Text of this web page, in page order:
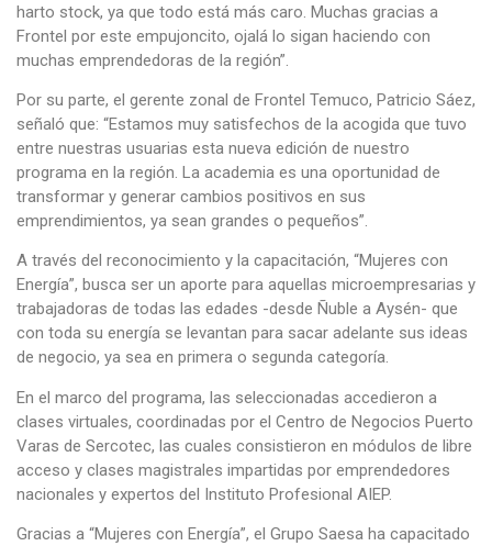
harto stock, ya que todo está más caro. Muchas gracias a
Frontel por este empujoncito, ojalá lo sigan haciendo con
muchas emprendedoras de la región”.
Por su parte, el gerente zonal de Frontel Temuco, Patricio Sáez,
señaló que: “Estamos muy satisfechos de la acogida que tuvo
entre nuestras usuarias esta nueva edición de nuestro
programa en la región. La academia es una oportunidad de
transformar y generar cambios positivos en sus
emprendimientos, ya sean grandes o pequeños”.
A través del reconocimiento y la capacitación, “Mujeres con
Energía”, busca ser un aporte para aquellas microempresarias y
trabajadoras de todas las edades -desde Ñuble a Aysén- que
con toda su energía se levantan para sacar adelante sus ideas
de negocio, ya sea en primera o segunda categoría.
En el marco del programa, las seleccionadas accedieron a
clases virtuales, coordinadas por el Centro de Negocios Puerto
Varas de Sercotec, las cuales consistieron en módulos de libre
acceso y clases magistrales impartidas por emprendedores
nacionales y expertos del Instituto Profesional AIEP.
Gracias a “Mujeres con Energía”, el Grupo Saesa ha capacitado